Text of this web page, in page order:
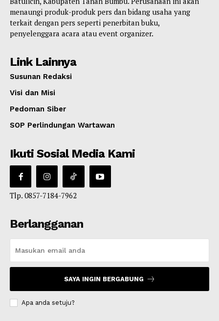
menaungi produk-produk pers dan bidang usaha yang
terkait dengan pers seperti penerbitan buku,
penyelenggara acara atau event organizer.
Link Lainnya
Susunan Redaksi
Visi dan Misi
Pedoman Siber
SOP Perlindungan Wartawan
Ikuti Sosial Media Kami
Tlp. 0857-7184-7962
Berlangganan
SAYA INGIN BERGABUNG
Apa anda setuju?